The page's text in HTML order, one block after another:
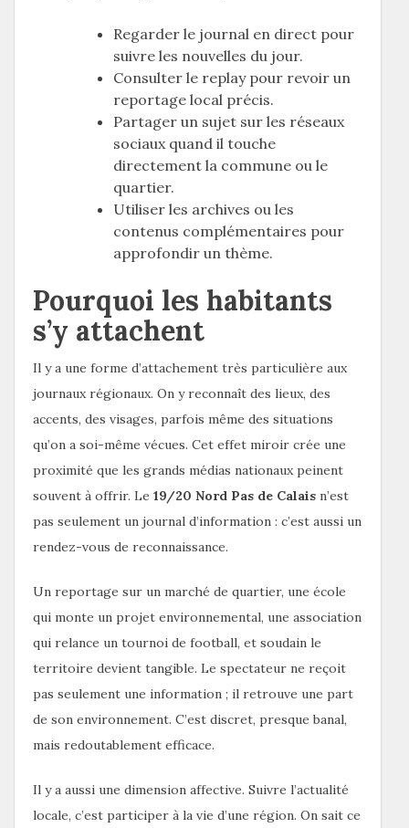
Regarder le journal en direct pour
suivre les nouvelles du jour.
Consulter le replay pour revoir un
reportage local précis.
Partager un sujet sur les réseaux
sociaux quand il touche
directement la commune ou le
quartier.
Utiliser les archives ou les
contenus complémentaires pour
approfondir un thème.
Pourquoi les habitants
s’y attachent
Il y a une forme d’attachement très particulière aux
journaux régionaux. On y reconnaît des lieux, des
accents, des visages, parfois même des situations
qu’on a soi-même vécues. Cet effet miroir crée une
proximité que les grands médias nationaux peinent
souvent à offrir. Le 19/20 Nord Pas de Calais n’est
pas seulement un journal d’information : c’est aussi un
rendez-vous de reconnaissance.
Un reportage sur un marché de quartier, une école
qui monte un projet environnemental, une association
qui relance un tournoi de football, et soudain le
territoire devient tangible. Le spectateur ne reçoit
pas seulement une information ; il retrouve une part
de son environnement. C’est discret, presque banal,
mais redoutablement efficace.
Il y a aussi une dimension affective. Suivre l’actualité
locale, c’est participer à la vie d’une région. On sait ce